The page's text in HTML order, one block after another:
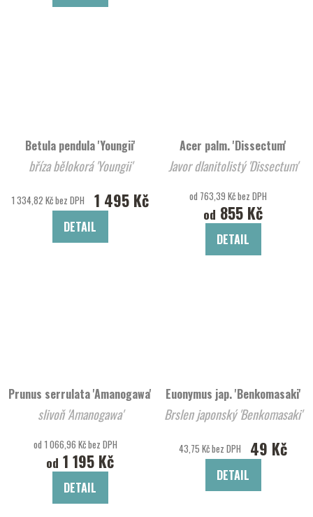
Betula pendula 'Youngii'
bříza bělokorá 'Youngii'
1 334,82 Kč bez DPH 1 495 Kč
DETAIL
Acer palm. 'Dissectum'
Javor dlanitolistý 'Dissectum'
od 763,39 Kč bez DPH
od 855 Kč
DETAIL
Prunus serrulata 'Amanogawa'
slivoň 'Amanogawa'
od 1 066,96 Kč bez DPH
od 1 195 Kč
DETAIL
Euonymus jap. 'Benkomasaki'
Brslen japonský 'Benkomasaki'
43,75 Kč bez DPH 49 Kč
DETAIL